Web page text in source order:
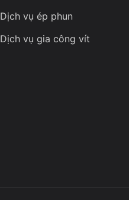
Dịch vụ ép phun
Dịch vụ gia công vít